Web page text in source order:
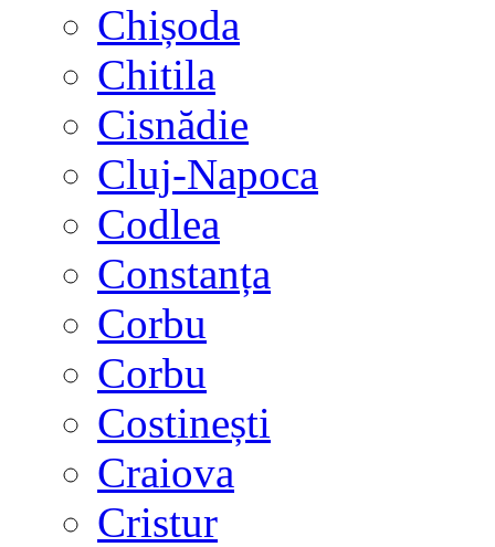
Chișoda
Chitila
Cisnădie
Cluj-Napoca
Codlea
Constanța
Corbu
Corbu
Costinești
Craiova
Cristur